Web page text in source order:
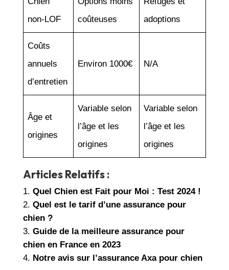
non-LOF
coûteuses
adoptions
Coûts
annuels
d’entretien
Environ 1000€ N/A
Âge et
origines
Variable selon
l’âge et les
origines
Variable selon
l’âge et les
origines
Articles Relatifs :
Quel Chien est Fait pour Moi : Test 2024 !
Quel est le tarif d’une assurance pour
chien ?
Guide de la meilleure assurance pour
chien en France en 2023
Notre avis sur l’assurance Axa pour chien